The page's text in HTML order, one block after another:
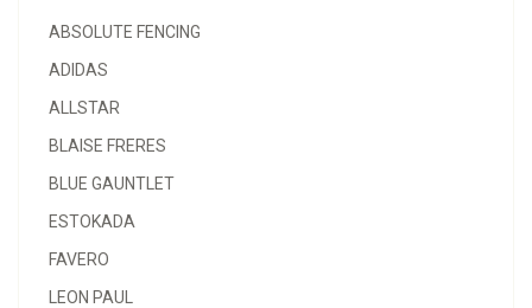
ABSOLUTE FENCING
ADIDAS
ALLSTAR
BLAISE FRERES
BLUE GAUNTLET
ESTOKADA
FAVERO
LEON PAUL